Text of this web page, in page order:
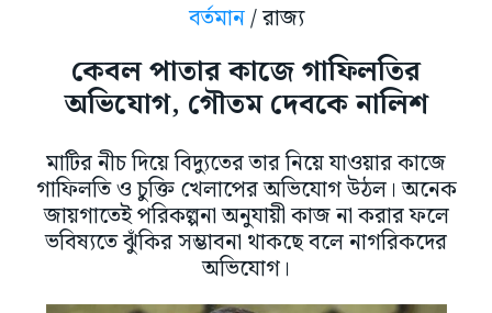
বর্তমান/ রাজ্য
কেবল পাতার কাজে গাফিলতির
অভিযোগ, গৌতম দেবকে নালিশ
মাটির নীচ দিয়ে বিদ্যুতের তার নিয়ে যাওয়ার কাজে
গাফিলতি ও চুক্তি খেলাপের অভিযোগ উঠল। অনেক
জায়গাতেই পরিকল্পনা অনুযায়ী কাজ না করার ফলে
ভবিষ্যতে ঝুঁকির সম্ভাবনা থাকছে বলে নাগরিকদের
অভিযোগ।